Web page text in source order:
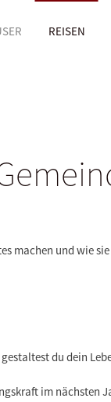
REISEN
machen und wie
du dein
im nächsten